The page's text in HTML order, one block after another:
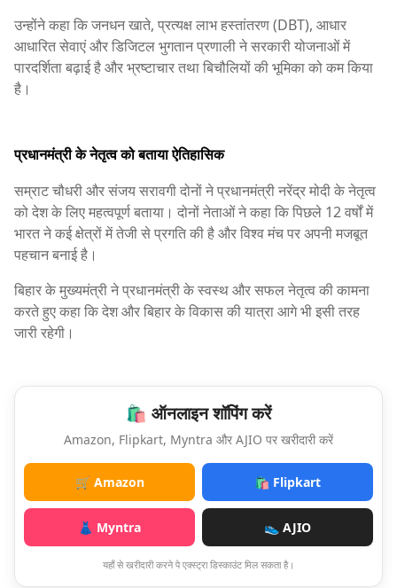
उन्होंने कहा कि जनधन खाते, प्रत्यक्ष लाभ हस्तांतरण (DBT), आधार
आधारित सेवाएं और डिजिटल भुगतान प्रणाली ने सरकारी योजनाओं में
पारदर्शिता बढ़ाई है और भ्रष्टाचार तथा बिचौलियों की भूमिका को कम किया
है।
प्रधानमंत्री के नेतृत्व को बताया ऐतिहासिक
सम्राट चौधरी और संजय सरावगी दोनों ने प्रधानमंत्री नरेंद्र मोदी के नेतृत्व
को देश के लिए महत्वपूर्ण बताया। दोनों नेताओं ने कहा कि पिछले 12 वर्षों में
भारत ने कई क्षेत्रों में तेजी से प्रगति की है और विश्व मंच पर अपनी मजबूत
पहचान बनाई है।
बिहार के मुख्यमंत्री ने प्रधानमंत्री के स्वस्थ और सफल नेतृत्व की कामना
करते हुए कहा कि देश और बिहार के विकास की यात्रा आगे भी इसी तरह
जारी रहेगी।
🛍️ ऑनलाइन शॉपिंग करें
Amazon, Flipkart, Myntra और AJIO पर खरीदारी करें
🛒 Amazon 🛍️ Flipkart
👗 Myntra 👟 AJIO
यहाँ से खरीदारी करने पे एक्स्ट्रा डिस्काउंट मिल सकता है।